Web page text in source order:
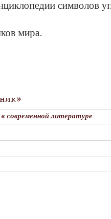
символов
мира.
современной литературе